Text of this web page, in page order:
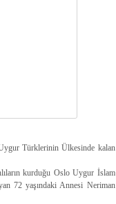
Türklerinin Ülkesinde kalan
kurduğu Oslo Uygur İslam
72 yaşındaki Annesi Neriman